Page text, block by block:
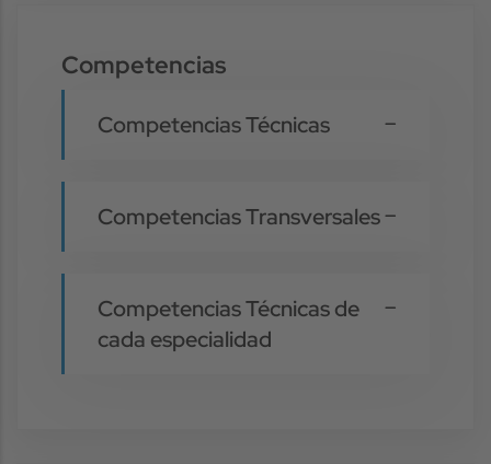
Competencias
Competencias Técnicas
Competencias Transversales
Competencias Técnicas de
cada especialidad